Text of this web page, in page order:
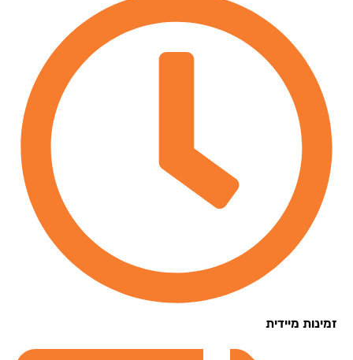
מיידית